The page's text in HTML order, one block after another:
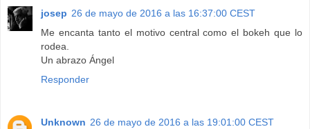
josep 26 de mayo de 2016 a las 16:37:00 CEST
Me encanta tanto el motivo central como el bokeh que lo
rodea.
Un abrazo Ángel
Responder
Unknown 26 de mayo de 2016 a las 19:01:00 CEST